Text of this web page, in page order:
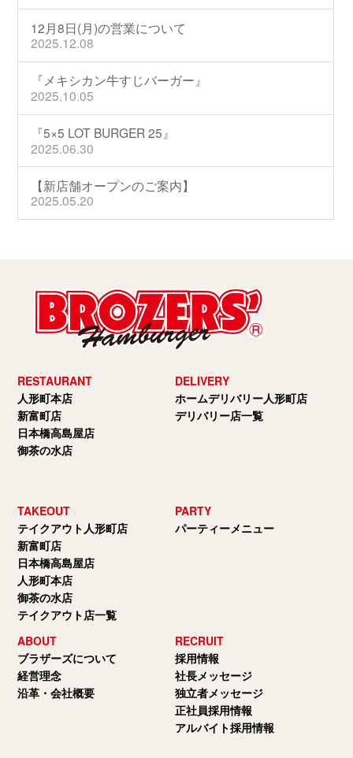
12月8日(月)の営業について
2025.12.08
『メキシカン牛すじバーガー』
2025.10.05
『5×5 LOT BURGER 25』
2025.06.30
【新店舗オープンのご案内】
2025.05.20
RESTAURANT
人形町本店
新富町店
日本橋高島屋店
御茶の水店
DELIVERY
ホームデリバリー人形町店
デリバリー店一覧
TAKEOUT
テイクアウト人形町店
新富町店
日本橋高島屋店
人形町本店
御茶の水店
テイクアウト店一覧
PARTY
パーティーメニュー
ABOUT
ブラザーズについて
経営理念
沿革・会社概要
RECRUIT
採用情報
社長メッセージ
独立者メッセージ
正社員採用情報
アルバイト採用情報